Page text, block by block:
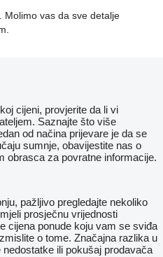
Molimo vas da sve detalje
cijeni, provjerite da li vi
Saznajte što više
od načina prijevare je da se
sumnje, obavijestite nas o
obrasca za povratne informacije.
pažljivo pregledajte nekoliko
prosječnu vrijednosti
cijena ponude koju vam se sviđa
o tome. Značajna razlika u
ili pokušaj prodavača